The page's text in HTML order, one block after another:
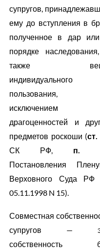
супругов,
ему до вступления в
полученное в дар
порядке
также
индивидуального
пользования,
исключением
драгоценностей и
предметов роскоши (
СК РФ, п.
Постановления
Верховного Суда РФ
05.11.1998 N 15).
Совместная
супругов —
собственность